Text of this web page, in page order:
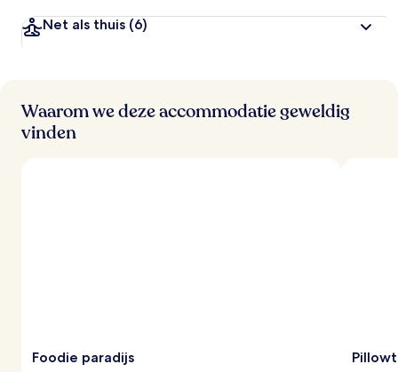
Net als thuis (6)
Waarom we deze accommodatie geweldig
vinden
Foodie paradijs